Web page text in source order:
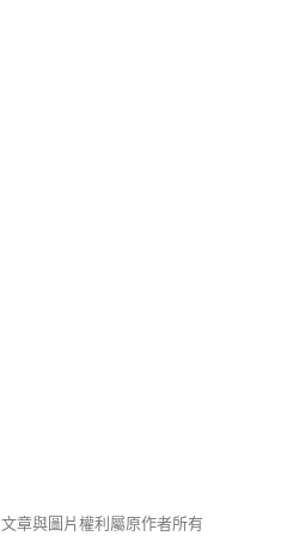
文章與圖片權利屬原作者所有